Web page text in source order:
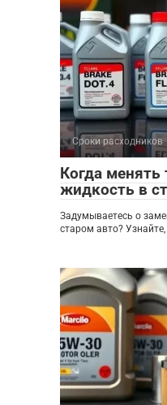
Сроки расходников
Когда
жидкость в
Задумываетесь о
старом авто?